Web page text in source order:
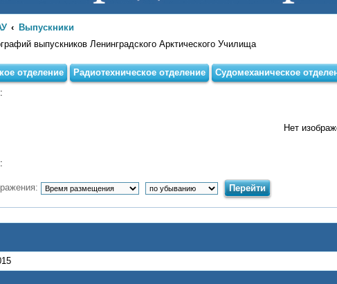
Выпускники
выпускников Ленинградского Арктического Училища
отделение Радиотехническое отделение Судомеханическое
Нет